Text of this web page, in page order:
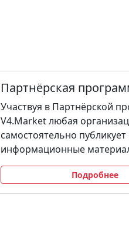
Партнёрская
Участвуя в Партнёрской
V4.Market любая
самостоятельно публикует
информационные
Подробнее